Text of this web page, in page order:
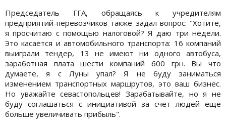
Председатель ГГА, обращаясь к учредителям
предприятий-перевозчиков также задал вопрос: "Хотите,
я просчитаю с помощью налоговой? Я даю три недели.
Это касается и автомобильного транспорта: 16 компаний
выиграли тендер, 13 не имеют ни одного автобуса,
заработная плата шести компаний 600 грн. Вы что
думаете, я с Луны упал? Я не буду заниматься
изменением транспортных маршрутов, это ваш бизнес.
Но уважайте севастопольцев! Зарабатывайте, но я не
буду соглашаться с инициативой за счет людей еще
больше увеличивать прибыль".